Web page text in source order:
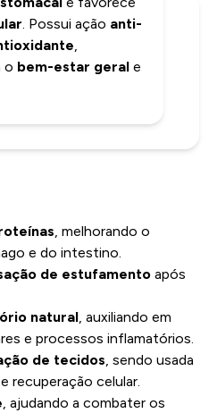
. Possui ação anti-
,
o bem-estar geral e
, melhorando o
e do intestino.
de estufamento após
natural, auxiliando em
e processos inflamatórios.
de tecidos, sendo usada
recuperação celular.
, ajudando a combater os